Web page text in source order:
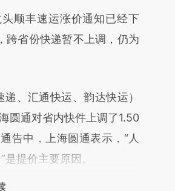
顺丰速运涨价通知已经下
跨省份快递暂不上调，仍为
、汇通快运、韵达快运）
圆通对省内快件上调了1.50
告中，上海圆通表示，“人
提价主要原因。